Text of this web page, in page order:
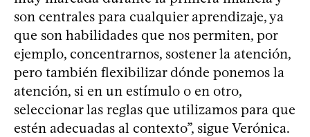
son centrales para cualquier aprendizaje, ya
que son habilidades que nos permiten, por
ejemplo, concentrarnos, sostener la atención,
pero también flexibilizar dónde ponemos la
atención, si en un estímulo o en otro,
seleccionar las reglas que utilizamos para que
estén adecuadas al contexto”, sigue Verónica.